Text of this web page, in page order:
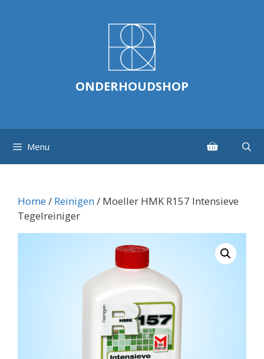
ONDERHOUDSHOP
Menu
Home/ Reinigen/ Moeller HMK R157 Intensieve
Tegelreiniger